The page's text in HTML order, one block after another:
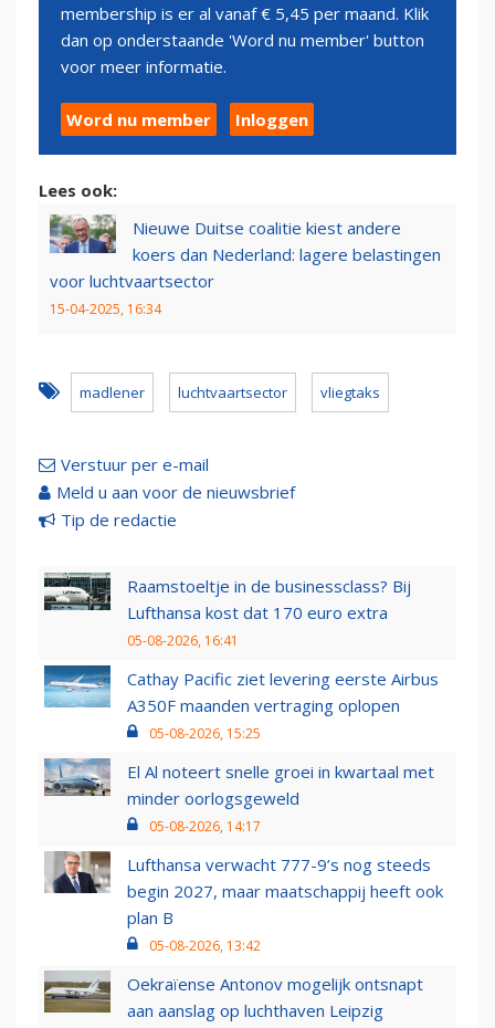
membership is er al vanaf € 5,45 per maand. Klik
dan op onderstaande 'Word nu member' button
voor meer informatie.
Word nu member Inloggen
Lees ook:
Nieuwe Duitse coalitie kiest andere
koers dan Nederland: lagere belastingen
voor luchtvaartsector
15-04-2025, 16:34
madlener luchtvaartsector vliegtaks
Verstuur per e-mail
Meld u aan voor de nieuwsbrief
Tip de redactie
Raamstoeltje in de businessclass? Bij
Lufthansa kost dat 170 euro extra
05-08-2026, 16:41
Cathay Pacific ziet levering eerste Airbus
A350F maanden vertraging oplopen
05-08-2026, 15:25
El Al noteert snelle groei in kwartaal met
minder oorlogsgeweld
05-08-2026, 14:17
Lufthansa verwacht 777-9’s nog steeds
begin 2027, maar maatschappij heeft ook
plan B
05-08-2026, 13:42
Oekraïense Antonov mogelijk ontsnapt
aan aanslag op luchthaven Leipzig